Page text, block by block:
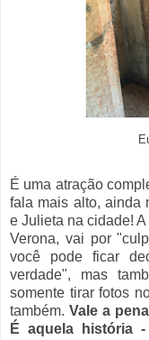
É uma atração
fala mais alto, ainda
e Julieta na cidade!
Verona, vai por
você pode ficar
verdade", mas
somente tirar fotos
também. Vale a
É aquela história